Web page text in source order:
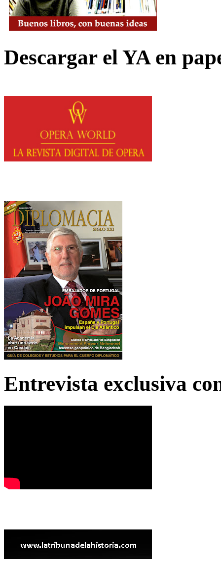
Descargar el YA en
Entrevista exclusiva